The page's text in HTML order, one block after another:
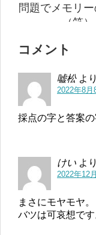
問題でメモリ
（笑）
コメント
嘘松 よ
2022年8月
採点の字と答案
けい よ
2022年12
まさにモヤモヤ。
バツは可哀想です